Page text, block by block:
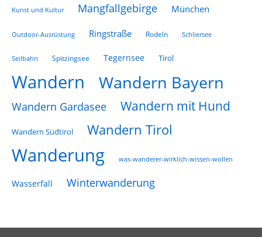
Kunst und Kultur Mangfallgebirge München
Outdoor-Ausrüstung Ringstraße Rodeln Schliersee
Seilbahn Spitzingsee Tegernsee Tirol
Wandern Wandern Bayern
Wandern Gardasee Wandern mit Hund
Wandern Südtirol Wandern Tirol
Wanderung was-wanderer-wirklich-wissen-wollen
Wasserfall Winterwanderung